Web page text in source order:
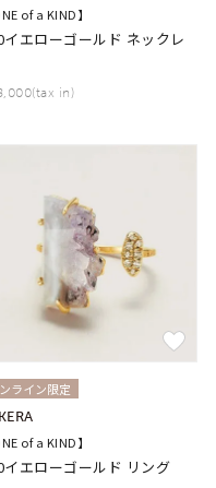
of a KIND】
イエローゴールド ネックレ
in)
ライン限定
of a KIND】
イエローゴールド リング